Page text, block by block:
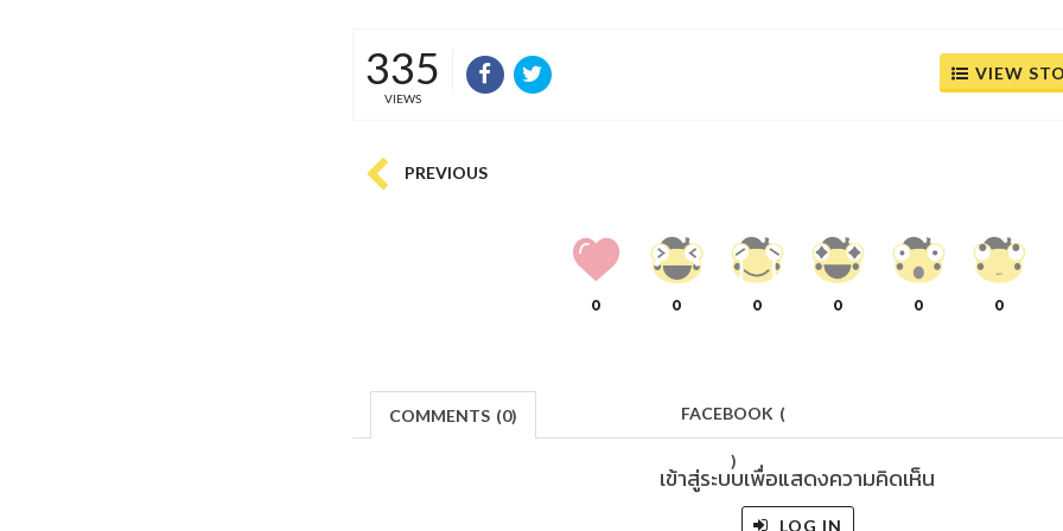
335
VIEWS
VIEW
PREVIOUS
0 0 0 0 0 0
COMMENTS (0) FACEBOOK (
)
เข้าสู่ระบบเพื่อแสดงความคิดเห็น
LOG IN